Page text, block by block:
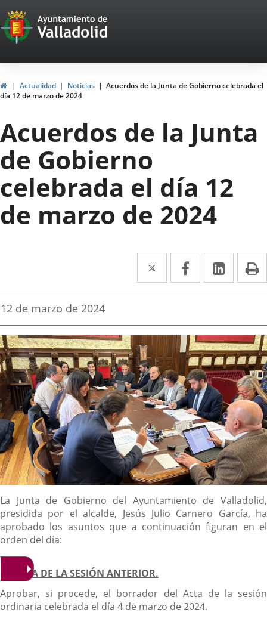
Portal
Web
del
Ayuntamiento
de
Valladolid
InicioActualidad Noticias
Acuerdos de la Junta de Gobierno celebrada el
día 12 de marzo de 2024
Acuerdos de la Junta
de Gobierno
celebrada el día 12
de marzo de 2024
Twitter
Enlace
a
aplicación
externa.
Facebook
Enlace
a
aplicación
externa.
Enlace
a
Fecha
la
noticia
12 de marzo de 2024
Descripción
La Junta de Gobierno del Ayuntamiento de Valladolid,
presidida por el alcalde, Jesús Julio Carnero García, ha
aprobado los asuntos que a continuación figuran en el
orden del día:
1.- ACTA DE LA SESIÓN ANTERIOR.
Aprobar, si procede, el borrador del Acta de la sesión
ordinaria celebrada el día 4 de marzo de 2024.